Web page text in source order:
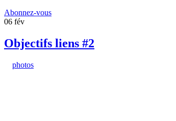
Abonnez-vous
06 fév
Objectifs liens #2
photos